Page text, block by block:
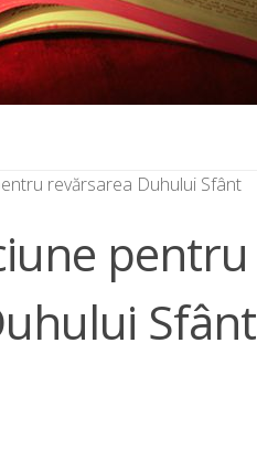
revărsarea Duhului Sfânt
pentru
Sfânt